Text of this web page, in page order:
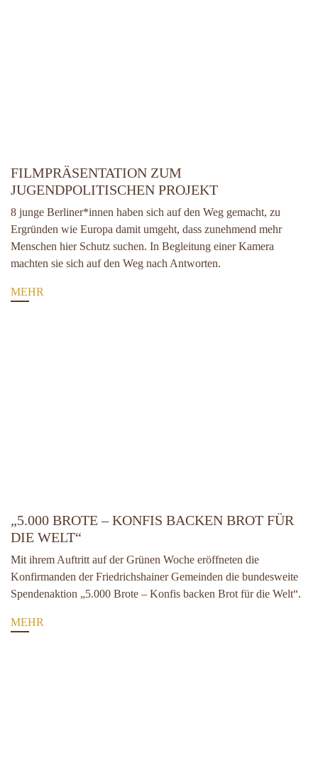
FILMPRÄSENTATION ZUM
JUGENDPOLITISCHEN PROJEKT
8 junge Berliner*innen haben sich auf den Weg gemacht, zu
Ergründen wie Europa damit umgeht, dass zunehmend mehr
Menschen hier Schutz suchen. In Begleitung einer Kamera
machten sie sich auf den Weg nach Antworten.
MEHR
„5.000 BROTE – KONFIS BACKEN BROT FÜR
DIE WELT“
Mit ihrem Auftritt auf der Grünen Woche eröffneten die
Konfirmanden der Friedrichshainer Gemeinden die bundesweite
Spendenaktion „5.000 Brote – Konfis backen Brot für die Welt“.
MEHR